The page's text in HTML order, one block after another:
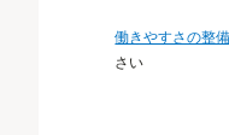
働きやすさの整
さい